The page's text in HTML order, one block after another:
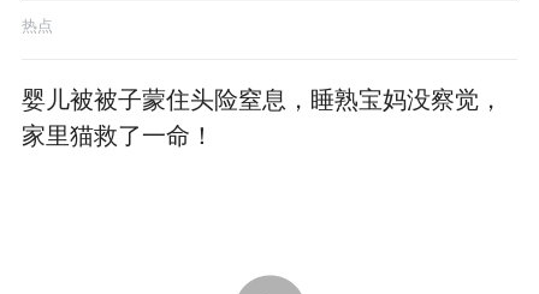
热点
婴儿被被子蒙住头险窒息，睡熟宝妈没察觉，
家里猫救了一命！